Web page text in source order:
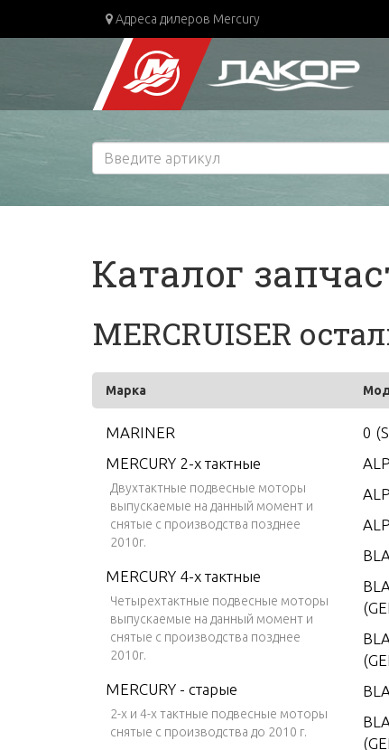
Адреса дилеров Mercury
Каталог
MERCRUISER
Марка
MARINER
MERCURY 2-х тактные
Двухтактные подвесные моторы
выпускаемые на данный момент и
снятые с производства позднее
2010г.
MERCURY 4-х тактные
Четырехтактные подвесные моторы
выпускаемые на данный момент и
снятые с производства позднее
2010г.
MERCURY - старые
2-х и 4-х тактные подвесные моторы
снятые с производства до 2010 г.
0